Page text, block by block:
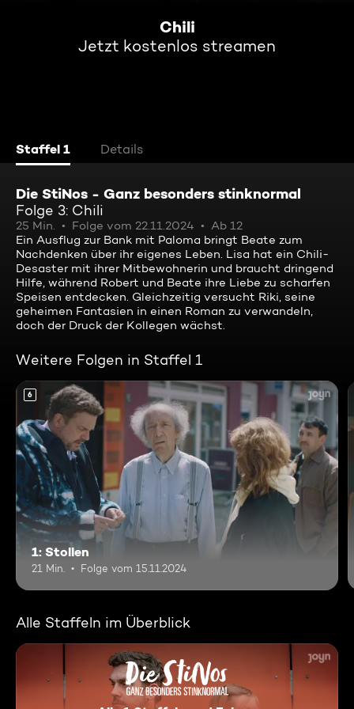
Chili
Jetzt kostenlos streamen
Staffel 1 Details
Die StiNos - Ganz besonders stinknormal
Folge 3: Chili
25 Min. Folge vom 22.11.2024
Ab 12
Ein Ausflug zur Bank mit Paloma bringt Beate zum
Nachdenken über ihr eigenes Leben. Lisa hat ein Chili-
Desaster mit ihrer Mitbewohnerin und braucht dringend
Hilfe, während Robert und Beate ihre Liebe zu scharfen
Speisen entdecken. Gleichzeitig versucht Riki, seine
geheimen Fantasien in einen Roman zu verwandeln,
doch der Druck der Kollegen wächst.
Weitere Folgen in Staffel 1
6
1: Stollen
21 Min. Folge vom 15.11.2024
Alle Staffeln im Überblick